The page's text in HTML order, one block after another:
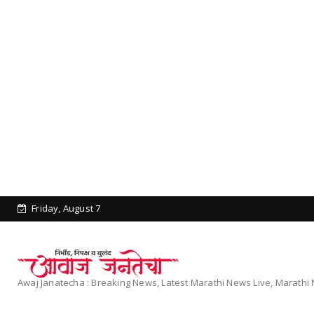
Friday, August 7
Awaj Janatecha : Breaking News, Latest Marathi News Live, Marathi